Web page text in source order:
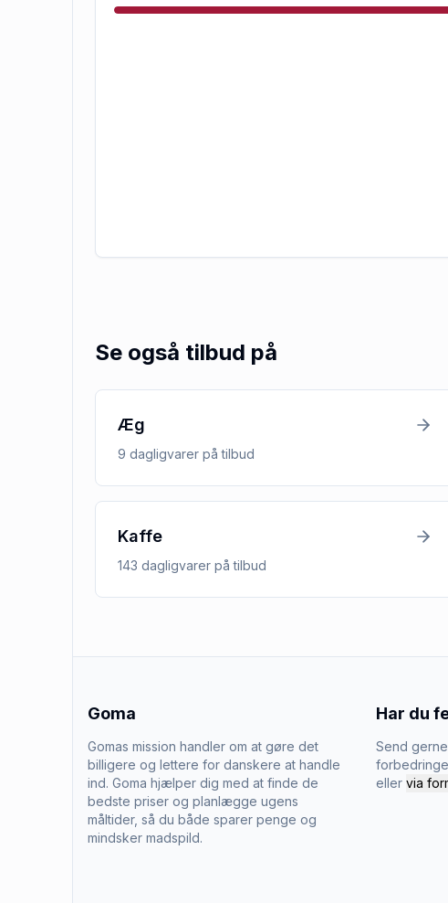
Se også tilbud på
Æg
9 dagligvarer på tilbud
Kaffe
143 dagligvarer på tilbud
Goma
Gomas mission handler om at gøre det
billigere og lettere for danskere at handle
ind. Goma hjælper dig med at finde de
bedste priser og planlægge ugens
måltider, så du både sparer penge og
mindsker madspild.
Har du
Send
eller via